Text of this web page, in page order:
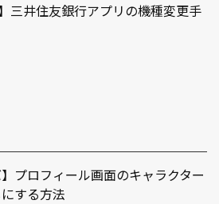
三井住友銀行アプリの機種変更手
】プロフィール画面のキャラクター
する方法